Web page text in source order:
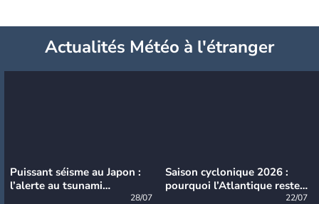
Actualités Météo à l'étranger
Puissant séisme au Japon :
l’alerte au tsunami
28/07
Saison cyclonique 2026 :
pourquoi l’Atlantique reste
22/07